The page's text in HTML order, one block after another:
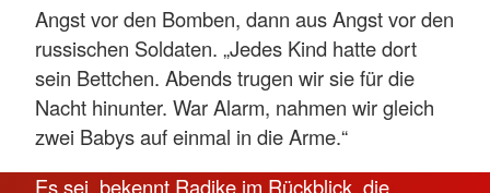
Angst vor den Bomben, dann aus Angst vor den
russischen Soldaten. „Jedes Kind hatte dort
sein Bettchen. Abends trugen wir sie für die
Nacht hinunter. War Alarm, nahmen wir gleich
zwei Babys auf einmal in die Arme.“
Es sei, bekennt Radike im Rückblick, die